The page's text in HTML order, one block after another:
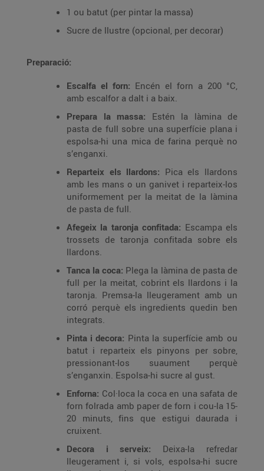
1 ou batut (per pintar la massa)
Sucre de llustre (opcional, per decorar)
Preparació:
Escalfa el forn: Encén el forn a 200 °C,
amb escalfor a dalt i a baix.
Prepara la massa: Estén la làmina de
pasta de full sobre una superfície plana i
espolsa-hi una mica de farina perquè no
s’enganxi.
Reparteix els llardons: Pica els llardons
amb les mans o un ganivet i reparteix-los
uniformement per la meitat de la làmina
de pasta de full.
Afegeix la taronja confitada: Escampa els
trossets de taronja confitada sobre els
llardons.
Tanca la coca: Plega la làmina de pasta de
full per la meitat, cobrint els llardons i la
taronja. Premsa-la lleugerament amb un
corró perquè els ingredients quedin ben
integrats.
Pinta i decora: Pinta la superfície amb ou
batut i reparteix els pinyons per sobre,
pressionant-los suaument perquè
s’enganxin. Espolsa-hi sucre al gust.
Enforna: Col·loca la coca en una safata de
forn folrada amb paper de forn i cou-la 15-
20 minuts, fins que estigui daurada i
cruixent.
Decora i serveix: Deixa-la refredar
lleugerament i, si vols, espolsa-hi sucre